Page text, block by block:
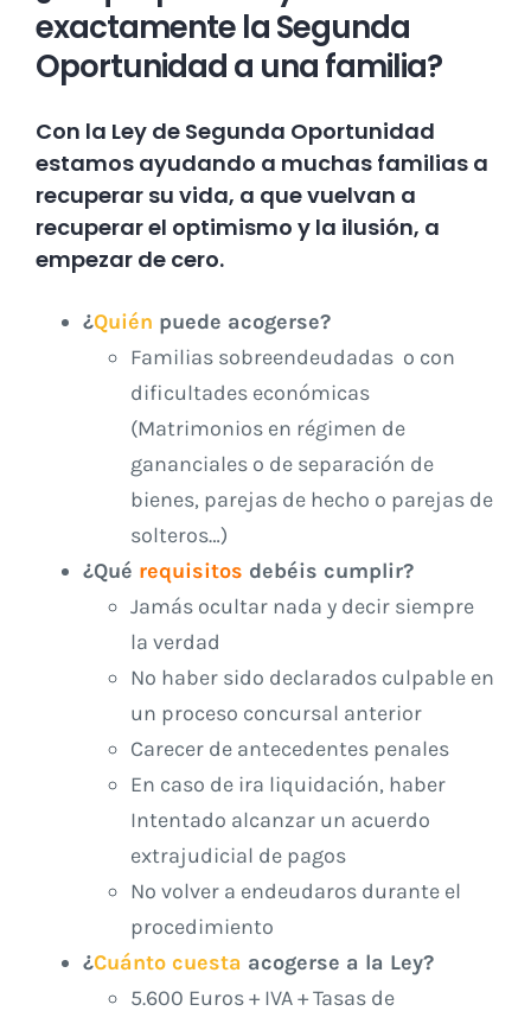
exactamente la Segunda
Oportunidad a una familia?
Con la Ley de Segunda Oportunidad
estamos ayudando a muchas familias a
recuperar su vida, a que vuelvan a
recuperar el optimismo y la ilusión, a
empezar de cero.
¿Quién puede acogerse?
Familias sobreendeudadas o con
dificultades económicas
(Matrimonios en régimen de
gananciales o de separación de
bienes, parejas de hecho o parejas de
solteros…)
¿Qué requisitos debéis cumplir?
Jamás ocultar nada y decir siempre
la verdad
No haber sido declarados culpable en
un proceso concursal anterior
Carecer de antecedentes penales
En caso de ira liquidación, haber
Intentado alcanzar un acuerdo
extrajudicial de pagos
No volver a endeudaros durante el
procedimiento
¿Cuánto cuesta acogerse a la Ley?
5.600 Euros + IVA + Tasas de